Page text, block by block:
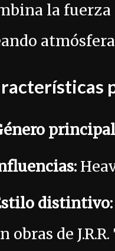
la
distintivo:
obras de